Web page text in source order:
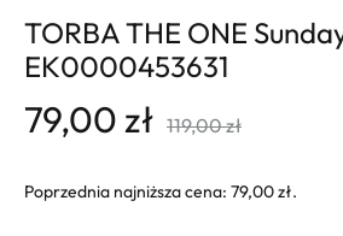
TORBA THE ONE
EK0000453631
79,00zł 119,00zł
Poprzednia najniższa cena: 79,00zł.